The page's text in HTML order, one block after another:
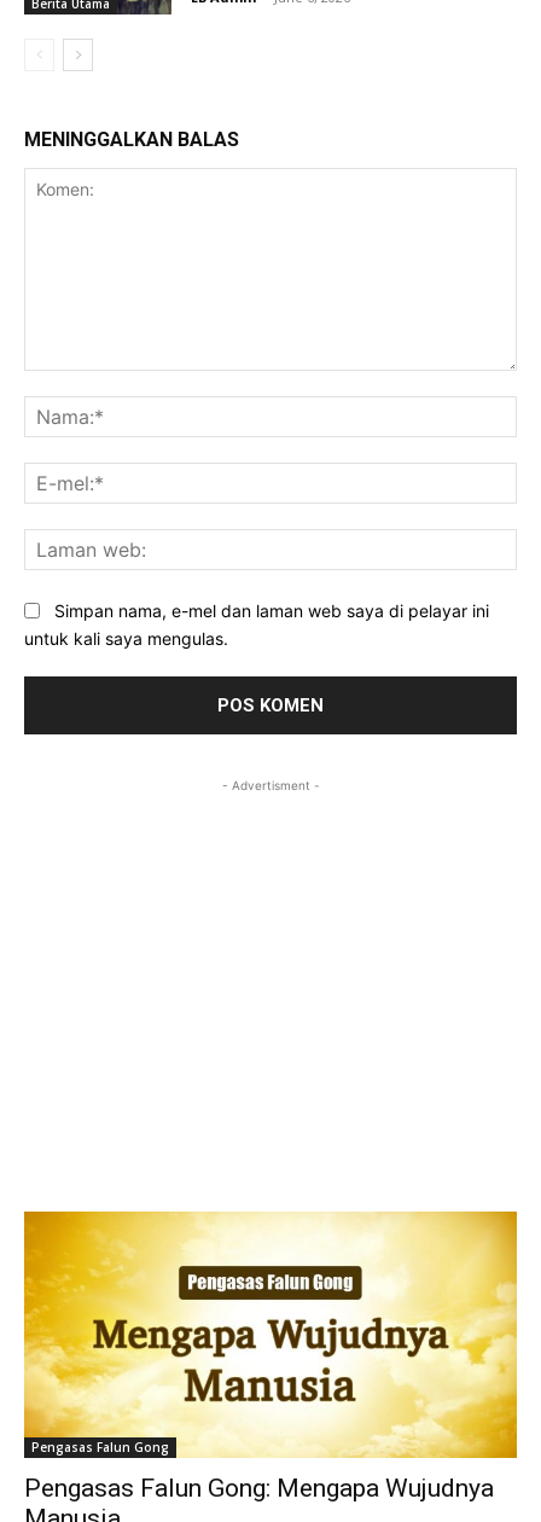
Berita Utama
MENINGGALKAN BALAS
Simpan nama, e-mel dan laman web saya di pelayar ini
untuk kali saya mengulas.
- Advertisment -
Pengasas Falun Gong
Pengasas Falun Gong: Mengapa Wujudnya